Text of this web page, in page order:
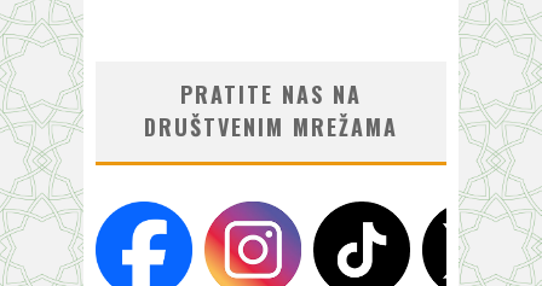
PRATITE NAS NA
DRUŠTVENIM MREŽAMA